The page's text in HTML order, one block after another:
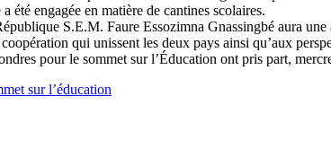
été engagée en matière de cantines scolaires.
S.E.M. Faure Essozimna Gnassingbé aura
qui unissent les deux pays ainsi qu’aux
pour le sommet sur l’Éducation ont pris part,
sur l’éducation